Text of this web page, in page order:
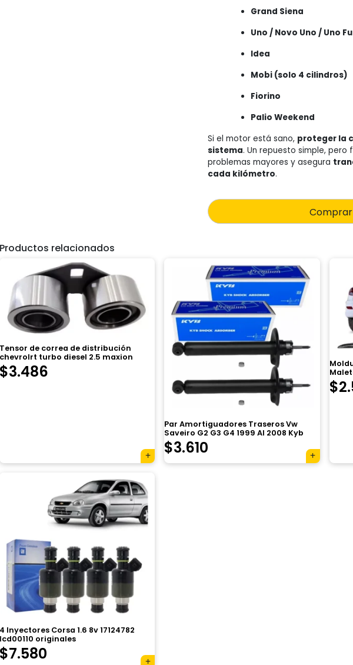
Grand Siena
Uno / Novo Uno / Uno
Idea
Mobi (solo 4 cilindros)
Fiorino
Palio Weekend
Si el motor está sano, proteger la
sistema. Un repuesto simple,
problemas mayores y asegura
cada kilómetro.
Productos relacionados
Tensor de correa de distribución
chevrolrt turbo diesel 2.5 maxion
$3.486
Par Amortiguadores Traseros Vw
Saveiro G2 G3 G4 1999 Al 2008 Kyb
El
precio
$3.610
precio
$
4 Inyectores Corsa 1.6 8v 17124782
Icd00110 originales
$7.580